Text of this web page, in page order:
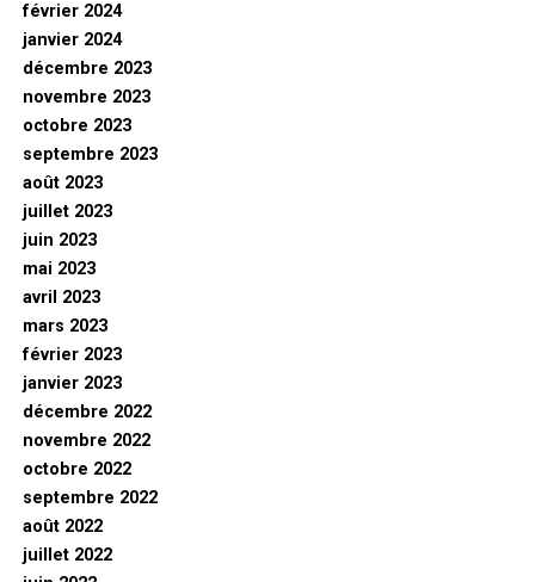
février 2024
janvier 2024
décembre 2023
novembre 2023
octobre 2023
septembre 2023
août 2023
juillet 2023
juin 2023
mai 2023
avril 2023
mars 2023
février 2023
janvier 2023
décembre 2022
novembre 2022
octobre 2022
septembre 2022
août 2022
juillet 2022